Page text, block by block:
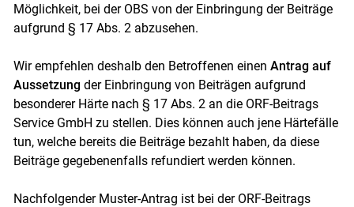
Möglichkeit, bei der OBS von der Einbringung der Beiträge
aufgrund § 17 Abs. 2 abzusehen.
Wir empfehlen deshalb den Betroffenen einen Antrag auf
Aussetzungder Einbringung von Beiträgen aufgrund
besonderer Härte nach § 17 Abs. 2 an die ORF-Beitrags
Service GmbH zu stellen. Dies können auch jene Härtefälle
tun, welche bereits die Beiträge bezahlt haben, da diese
Beiträge gegebenenfalls refundiert werden können.
Nachfolgender Muster-Antrag ist bei der ORF-Beitrags